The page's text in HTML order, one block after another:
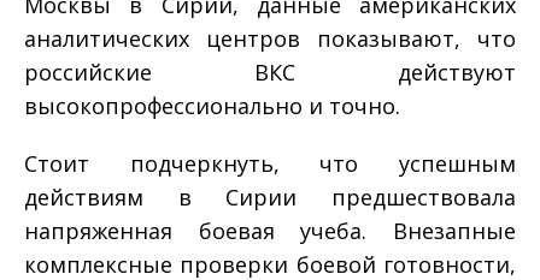
аналитических центров показывают, что
российские ВКС действуют
высокопрофессионально и точно.
Стоит подчеркнуть, что успешным
действиям в Сирии предшествовала
напряженная боевая учеба. Внезапные
комплексные проверки боевой готовности,